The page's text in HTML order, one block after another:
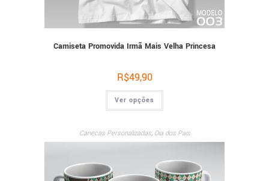
Camiseta Promovida Irmã Mais Velha Princesa
R$49,90
Ver opções
Canecas Personalizadas, Dia dos Pais